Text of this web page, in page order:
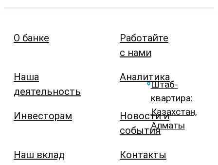
О банке
Наша
деятельность
Инвесторам
Наш вклад
Работайте
с нами
Аналитика
Новости и
события
Контакты
Штаб-
квартира:
Казахстан,
Алматы